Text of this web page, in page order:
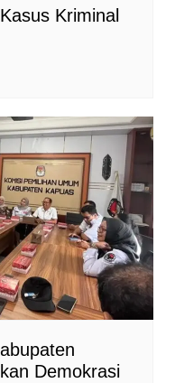
Kriminal
Demokrasi